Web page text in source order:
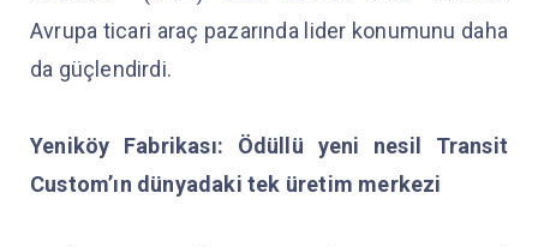
Avrupa ticari araç pazarında lider konumunu daha
da güçlendirdi.
Yeniköy Fabrikası: Ödüllü yeni nesil Transit
Custom’ın dünyadaki tek üretim merkezi